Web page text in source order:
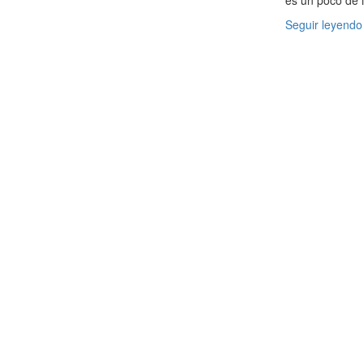
Seguir leyendo